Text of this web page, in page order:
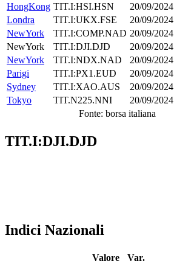
HongKong TIT.I:HSI.HSN 20/09/2024
Londra
TIT.I:UKX.FSE 20/09/2024
NewYork
TIT.I:COMP.NAD 20/09/2024
NewYork
TIT.I:DJI.DJD 20/09/2024
NewYork
TIT.I:NDX.NAD 20/09/2024
Parigi
TIT.I:PX1.EUD 20/09/2024
Sydney
TIT.I:XAO.AUS 20/09/2024
Tokyo
TIT.N225.NNI 20/09/2024
Fonte: borsa italiana
TIT.I:DJI.DJD
Indici Nazionali
Valore
Var.